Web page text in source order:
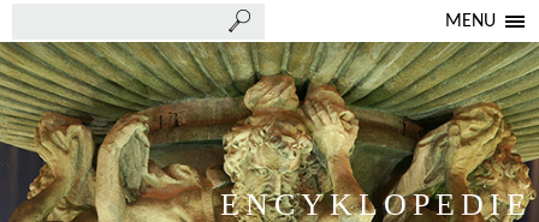
MENU
ENCYKLOPEDIE